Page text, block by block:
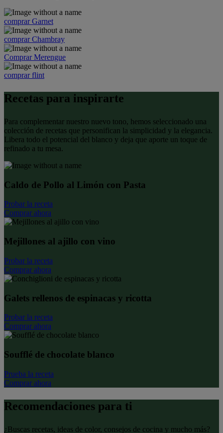
comprar Garnet
comprar Chambray
Comprar Merengue
comprar flint
Recetas para inspirarte
Para complementar nuestro nuevo tono, hemos seleccionado una
colección de recetas que personifican la simplicidad y la elegancia.
Libera todo el potencial del blanco y deja que aporte un toque de
refinado a tu mesa.
Caldo de Pollo al Limón con Pasta
Probar la receta
Comprar ahora
Mejillones al ajillo con vino
Probar la receta
Comprar ahora
Galets rellenos de espinacas y ricotta
Probar la receta
Comprar ahora
Soufflé de chocolate blanco
Prueba la receta
Comprar ahora
Recomendaciones para ti
¿Buscas recetas, ideas de color, consejos de cocina y mucho más?